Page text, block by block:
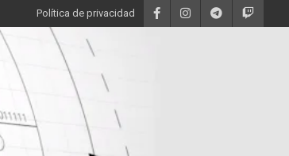
Política de privacidad